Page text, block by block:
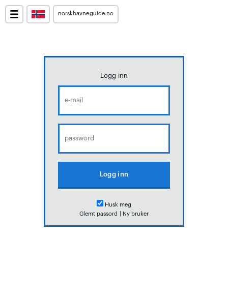
norskhavneguide.no
Logg inn
Husk meg
Glemt passord
Ny bruker